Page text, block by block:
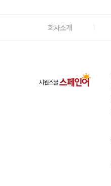
회사소개